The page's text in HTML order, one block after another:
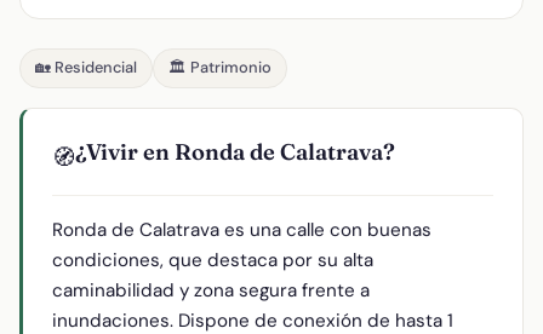
🏡 Residencial 🏛️ Patrimonio
🧭¿Vivir en Ronda de Calatrava?
Ronda de Calatrava es una calle con buenas
condiciones, que destaca por su alta
caminabilidad y zona segura frente a
inundaciones. Dispone de conexión de hasta 1